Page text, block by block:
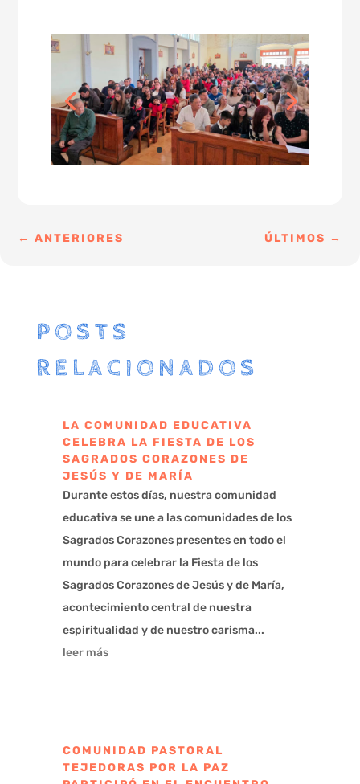
←ANTERIORES ÚLTIMOS →
POSTS
RELACIONADOS
LA COMUNIDAD EDUCATIVA
CELEBRA LA FIESTA DE LOS
SAGRADOS CORAZONES DE
JESÚS Y DE MARÍA
Durante estos días, nuestra comunidad
educativa se une a las comunidades de los
Sagrados Corazones presentes en todo el
mundo para celebrar la Fiesta de los
Sagrados Corazones de Jesús y de María,
acontecimiento central de nuestra
espiritualidad y de nuestro carisma...
leer más
COMUNIDAD PASTORAL
TEJEDORAS POR LA PAZ